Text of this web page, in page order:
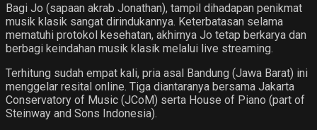
Bagi Jo (sapaan akrab Jonathan), tampil dihadapan penikmat
musik klasik sangat dirindukannya. Keterbatasan selama
mematuhi protokol kesehatan, akhirnya Jo tetap berkarya dan
berbagi keindahan musik klasik melalui live streaming.
Terhitung sudah empat kali, pria asal Bandung (Jawa Barat) ini
menggelar resital online. Tiga diantaranya bersama Jakarta
Conservatory of Music (JCoM) serta House of Piano (part of
Steinway and Sons Indonesia).